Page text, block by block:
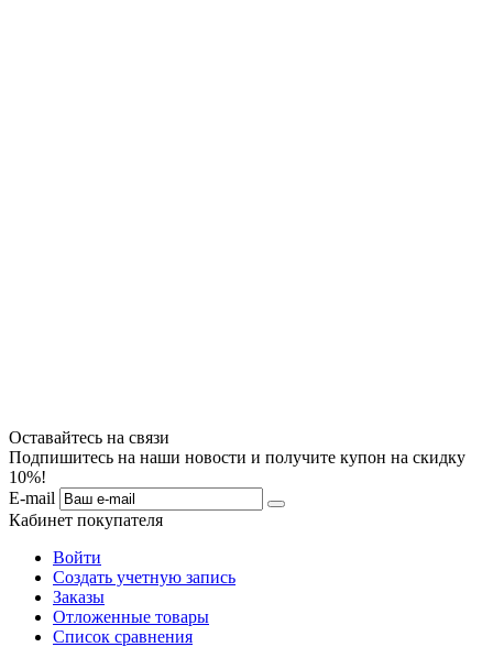
Оставайтесь на связи
Подпишитесь на наши новости и получите купон на скидку
10%!
E-mail
Кабинет покупателя
Войти
Создать учетную запись
Заказы
Отложенные товары
Список сравнения